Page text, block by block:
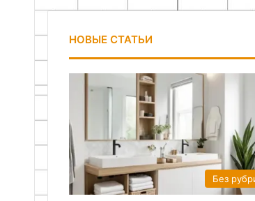
НОВЫЕ СТАТЬИ
Без